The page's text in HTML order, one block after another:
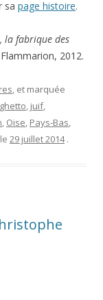
sa page histoire.
la fabrique des
, 2012.
, et marquée
ghetto, juif,
, Oise, Pays-Bas,
29 juillet 2014 .